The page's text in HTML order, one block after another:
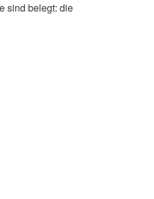
sind belegt: die